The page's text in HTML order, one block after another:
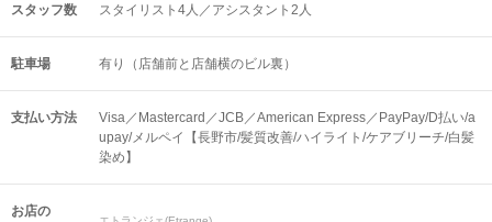
スタッフ数 スタイリスト4人／アシスタント2人
駐車場 有り（店舗前と店舗横のビル裏）
支払い方法
Visa／Mastercard／JCB／American Express／PayPay/D払い/a
upay/メルペイ【長野市/髪質改善/ハイライト/ケアブリーチ/白髪
染め】
お店の